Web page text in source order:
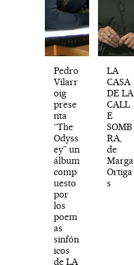
Pedro
Vilarr
oig
prese
nta
“The
Odyss
ey” un
álbum
comp
uesto
por
los
poem
as
sinfón
icos
de LA
LA
CASA
DE LA
CALL
E
SOMB
RA,
de
Marga
Ortiga
s